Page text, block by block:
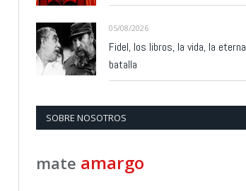
05/08/2026
Fidel, los libros, la vida, la eterna
batalla
SOBRE NOSOTROS
mate amargo